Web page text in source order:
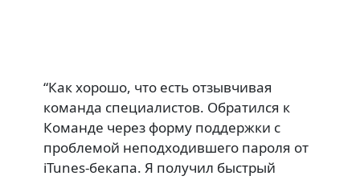
“Как хорошо, что есть отзывчивая
команда специалистов. Обратился к
Команде через форму поддержки с
проблемой неподходившего пароля от
iTunes-бекапа. Я получил быстрый